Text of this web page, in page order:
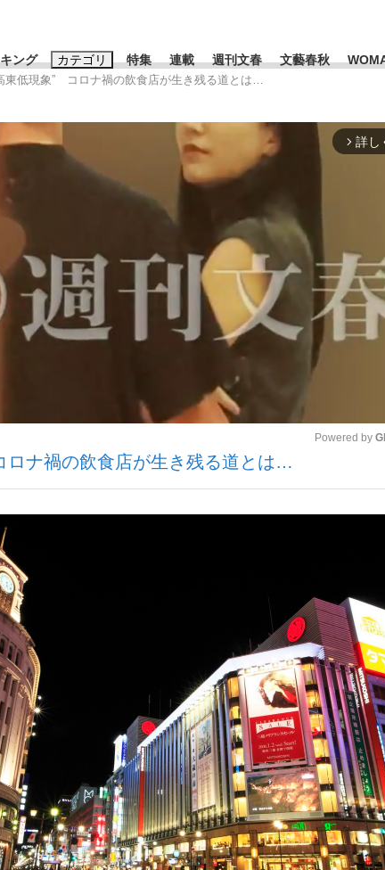
ング カテゴリ
田圭佑が初めて明かした日本代表監督に... 「最悪
た」侍ジャパン選手が証言した“NPB聞... 「クマが
言って…」サッカー日本代表・森保一監督...
もっと見る
特集
もっと見る
連載 週刊文春 文藝春秋
すすめのキーワードタグ一覧
田晋 #高市早苗 #後藤真希 #森岡毅
玉木雄一郎
東低現象” コロナ禍の飲食店が生き残る道とは…
arrow_forward_ios 詳し
Mute
Powered by
ナ禍の飲食店が生き残る道とは…